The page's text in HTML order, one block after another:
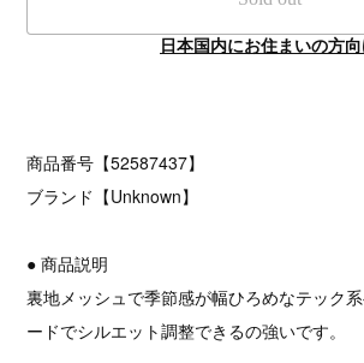
日本国内にお住まいの方
商品番号【52587437】
ブランド【Unknown】
● 商品説明
裏地メッシュで季節感が幅ひろめなテック
ードでシルエット調整できるの強いです。